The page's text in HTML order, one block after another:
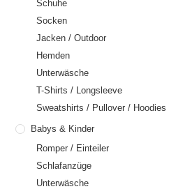
Schuhe
Socken
Jacken / Outdoor
Hemden
Unterwäsche
T-Shirts / Longsleeve
Sweatshirts / Pullover / Hoodies
Babys & Kinder
Romper / Einteiler
Schlafanzüge
Unterwäsche